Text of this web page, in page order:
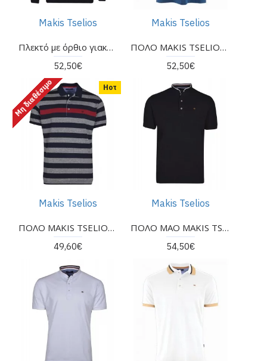
Makis Tselios
Πλεκτό με όρθιο γιακά και φερμουάρ MAKIS TSELIOS
52,50€
Makis Tselios
ΠΟΛΟ MAKIS TSELIOS ΜΠΛΕ
52,50€
Ηοτ
Μη διαθέσιμο
Makis Tselios
ΠΟΛΟ MAKIS TSELIOS ΜΠΛΕ ΚΟΚΚΙΝΟ
49,60€
Makis Tselios
ΠΟΛΟ MAO MAKIS TSELIOS
54,50€